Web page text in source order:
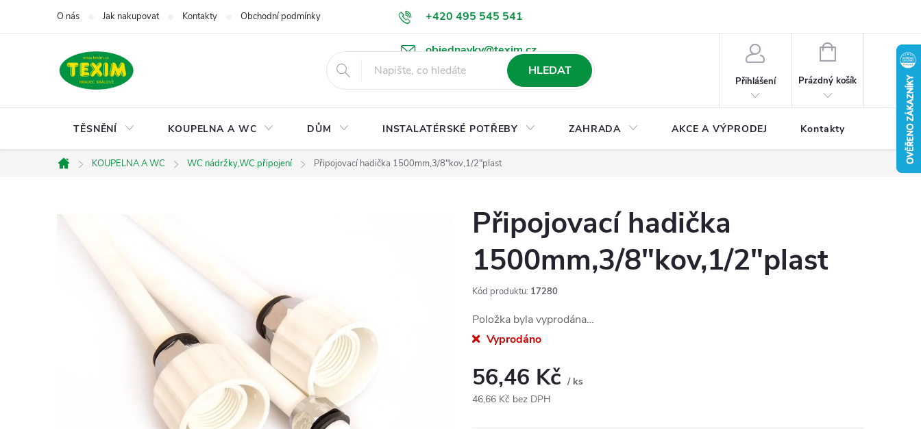
+420 495 545 541
objednavky@texim.cz
O nás Jak nakupovat Kontakty Obchodní podmínky Podmínky ochrany osobních údajů Ke stažení
HLEDAT
Přihlášení
NÁKUPNÍ
Prázdný košík
TĚSNĚNÍ KOUPELNA A WC DŮM INSTALATÉRSKÉ POTŘEBY ZAHRADA AKCE A VÝPRODEJ Kontakty
Domů
KOUPELNA A WC WC nádržky,WC připojení Připojovací hadička 1500mm,3/8"kov,1/2"plast
Připojovací hadička
1500mm,3/8"kov,1/2"plast
Kód produktu: 17280
Položka byla vyprodána…
Vyprodáno
56,46 Kč / ks
46,66 Kč bez DPH